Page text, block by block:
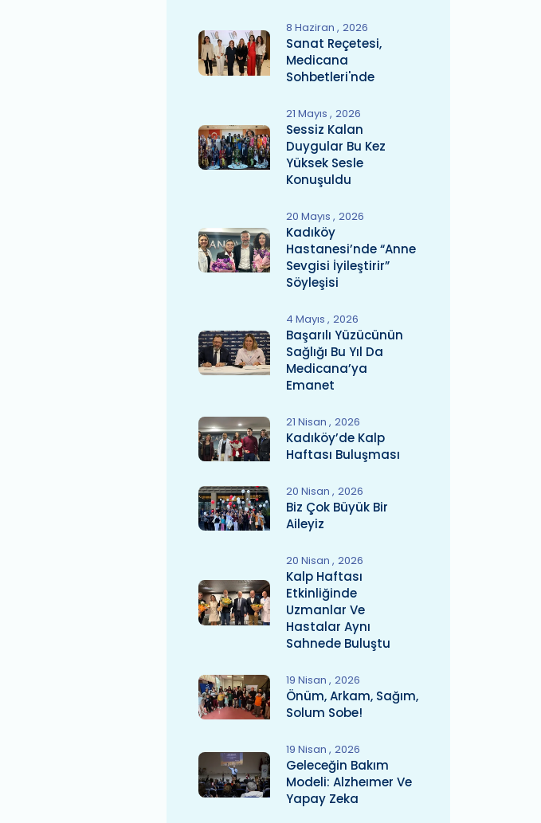
8 Haziran 2026
Sanat Reçetesi,
Medicana
Sohbetleri'nde
21 Mayıs 2026
Sessiz Kalan
Duygular Bu Kez
Yüksek Sesle
Konuşuldu
20 Mayıs 2026
Kadıköy
Hastanesi’nde “Anne
Sevgisi İyileştirir”
Söyleşisi
4 Mayıs 2026
Başarılı Yüzücünün
Sağlığı Bu Yıl Da
Medicana’ya
Emanet
21 Nisan 2026
Kadıköy’de Kalp
Haftası Buluşması
20 Nisan 2026
Biz Çok Büyük Bir
Aileyiz
20 Nisan 2026
Kalp Haftası
Etkinliğinde
Uzmanlar Ve
Hastalar Aynı
Sahnede Buluştu
19 Nisan 2026
Önüm, Arkam, Sağım,
Solum Sobe!
19 Nisan 2026
Geleceğin Bakım
Modeli: Alzheımer Ve
Yapay Zeka